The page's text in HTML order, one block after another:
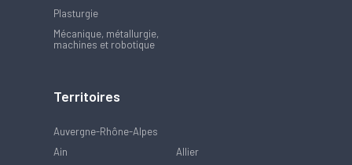
Plasturgie
Mécanique, métallurgie,
machines et robotique
Territoires
Auvergne-Rhône-Alpes
Ain
Allier